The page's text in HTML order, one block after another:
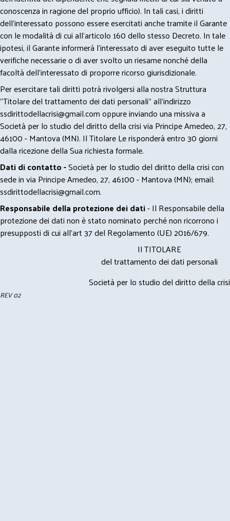
conoscenza in ragione del proprio ufficio). In tali casi, i diritti
dell’interessato possono essere esercitati anche tramite il Garante
con le modalità di cui all’articolo 160 dello stesso Decreto. In tale
ipotesi, il Garante informerà l’interessato di aver eseguito tutte le
verifiche necessarie o di aver svolto un riesame nonché della
facoltà dell’interessato di proporre ricorso giurisdizionale.
Per esercitare tali diritti potrà rivolgersi alla nostra Struttura
"Titolare del trattamento dei dati personali" all'indirizzo
ssdirittodellacrisi@gmail.comoppure inviando una missiva a
Società per lo studio del diritto della crisi via Principe Amedeo, 27,
46100 - Mantova (MN). Il Titolare Le risponderà entro 30 giorni
dalla ricezione della Sua richiesta formale.
Dati di contatto -Società per lo studio del diritto della crisi con
sede in via Principe Amedeo, 27, 46100 - Mantova (MN); email:
ssdirittodellacrisi@gmail.com.
Responsabile della protezione dei dati- Il Responsabile della
protezione dei dati non è stato nominato perché non ricorrono i
presupposti di cui all’art 37 del Regolamento (UE) 2016/679.
Il TITOLARE
del trattamento dei dati personali
Società per lo studio del diritto della crisi
REV 02